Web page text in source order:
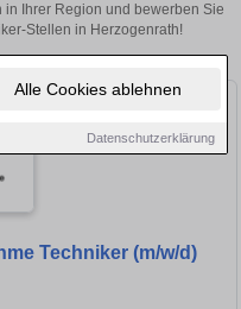
Alle Cookies ablehnen
Datenschutzerklärung
Ihrer Region und bewerben Sie
Stellen in Herzogenrath!
Techniker (m/w/d)